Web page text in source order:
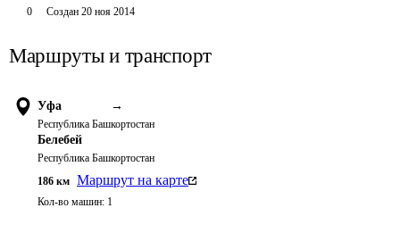
0 Создан 20 ноя 2014
Маршруты и транспорт
Уфа →
Республика Башкортостан
Белебей
Республика Башкортостан
186 км Маршрут на карте
Кол-во машин: 1